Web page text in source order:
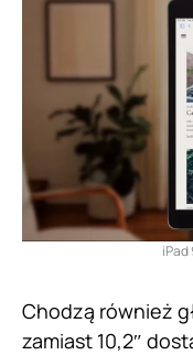
Chodzą również
zamiast 10,2″